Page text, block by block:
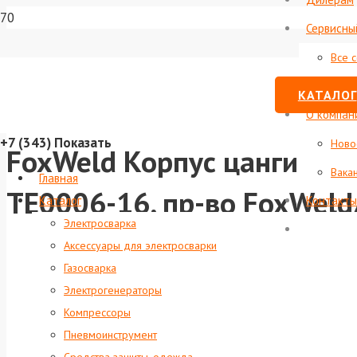
Все
О
Контакты
КАТАЛОГ
+7 (343) Показать
Главная
Каталог
Электросварка
Аксессуары для электросварки
Газосварка
Электрогенераторы
Компрессоры
Пневмоинструмент
FoxWeld Корпус цанги
ТЕ0006-16, пр-во